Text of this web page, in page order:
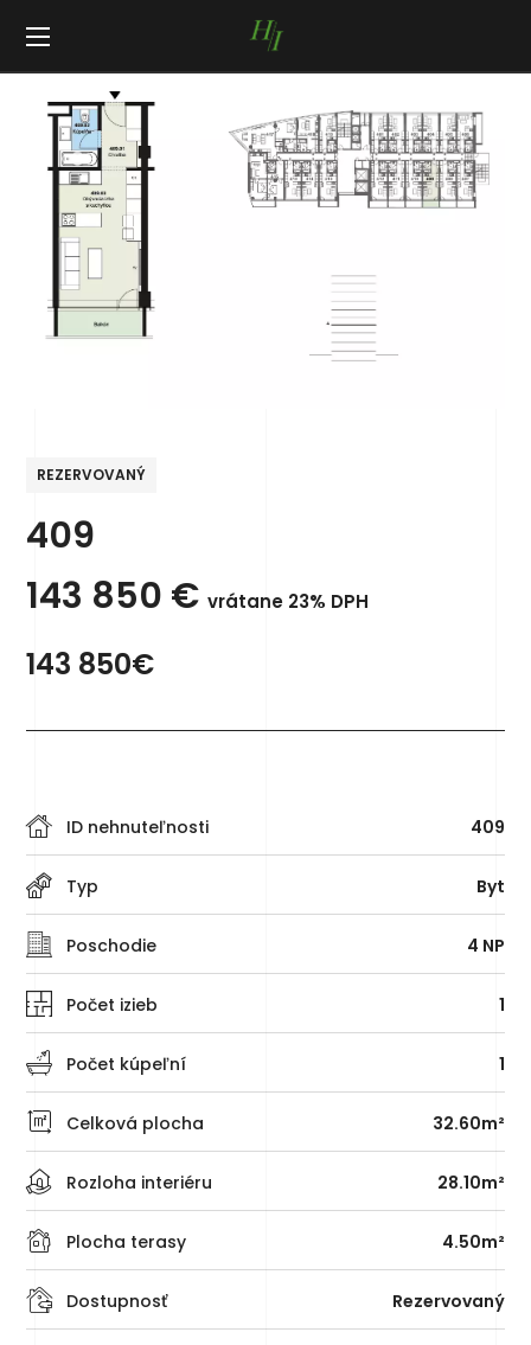
REZERVOVANÝ
409
143 850 €vrátane 23% DPH
143 850€
ID nehnuteľnosti 409
Rozloha interiéru 28.10m²
Poschodie 4 NP
Počet kúpeľní 1
Celková plocha 32.60m²
Počet izieb 1
Dostupnosť Rezervovaný
Typ Byt
Plocha terasy 4.50m²